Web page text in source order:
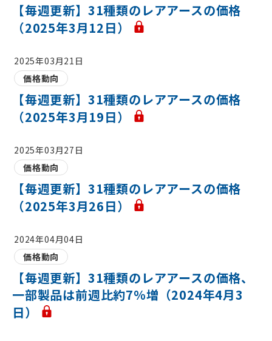
【毎週更新】31種類のレアアースの価格
（2025年3月12日）
2025年03月21日
価格動向
【毎週更新】31種類のレアアースの価格
（2025年3月19日）
2025年03月27日
価格動向
【毎週更新】31種類のレアアースの価格
（2025年3月26日）
2024年04月04日
価格動向
【毎週更新】31種類のレアアースの価格、
一部製品は前週比約7％増（2024年4月3
日）